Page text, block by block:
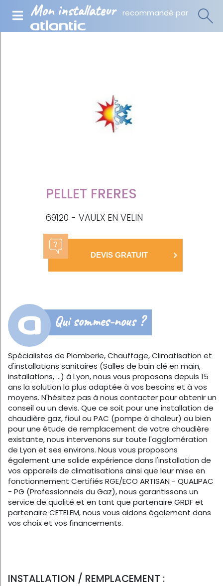
Mon installateur recommandé par
PELLET FRERES
69120 - VAULX EN VELIN
DEVIS GRATUIT
Qui sommes-nous ?
Spécialistes de Plomberie, Chauffage, Climatisation et
d'installations sanitaires (Salles de bain clé en main,
installations, …) à Lyon, nous vous proposons depuis 15
ans la solution la plus adaptée à vos besoins et à vos
moyens. N'hésitez pas à nous contacter pour obtenir un
conseil ou un devis. Que ce soit pour une installation de
chaudière gaz, fioul ou PAC (pompe à chaleur) ou bien
pour une étude de remplacement de votre chaudière
existante, nous intervenons sur toute l'agglomération
de Lyon et ses environs. Nous vous proposons
également une solide expérience dans l'installation de
vos appareils de climatisations ainsi que leur mise en
fonctionnement Certifiés RGE/ECO ARTISAN - QUALIPAC
- PG (Professionnels du Gaz), nous garantissons un
service de qualité et en tant que partenaire GRDF et
partenaire CETELEM, nous vous aidons également dans
vos choix et vos financements.
INSTALLATION / REMPLACEMENT :